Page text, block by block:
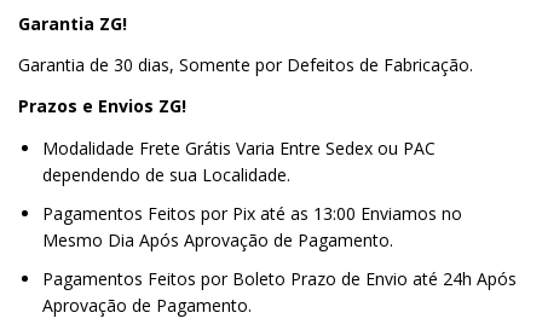
Garantia ZG!
Garantia de 30 dias, Somente por Defeitos de Fabricação.
Prazos e Envios ZG!
Modalidade Frete Grátis Varia Entre Sedex ou PAC
dependendo de sua Localidade.
Pagamentos Feitos por Pix até as 13:00 Enviamos no
Mesmo Dia Após Aprovação de Pagamento.
Pagamentos Feitos por Boleto Prazo de Envio até 24h Após
Aprovação de Pagamento.